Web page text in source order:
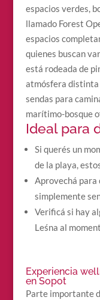
espacios verdes,
llamado Forest
espacios
quienes buscan
está rodeada de
atmósfera distinta
sendas para
marítimo-bosque
Ideal para
Si querés un
de la playa,
Aprovechá para
simplemente
Verificá si hay
Leśna al
Experiencia
en Sopot
Parte importante